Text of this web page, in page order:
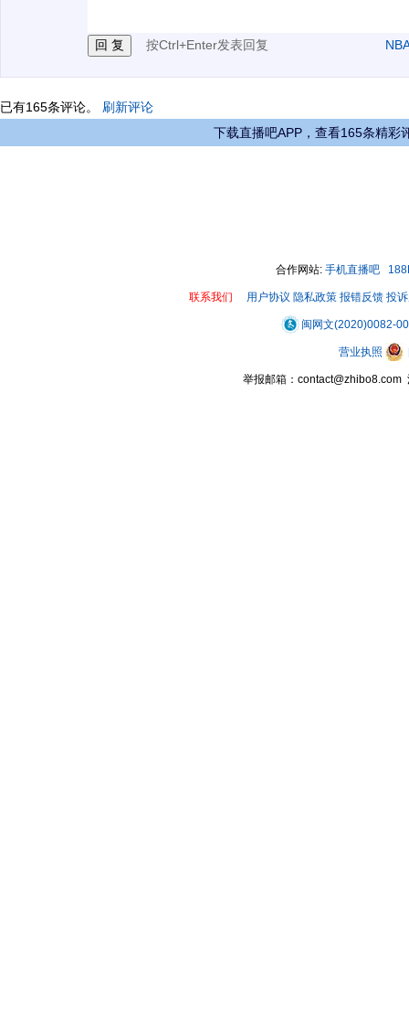
按Ctrl+Enter发表回复
已有165条评论。 刷新评论
下载直播吧APP，查看165条精彩
合作网站: 手机直播吧
联系我们 用户协议 隐私政策 报错反馈 投
闽网文(2020)0082-
营业执照
举报邮箱：